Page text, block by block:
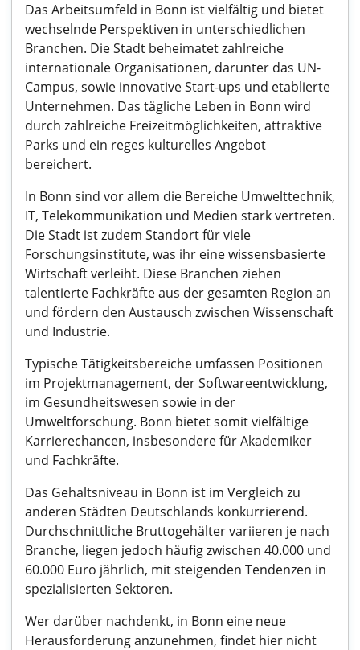
Das Arbeitsumfeld in Bonn ist vielfältig und bietet
wechselnde Perspektiven in unterschiedlichen
Branchen. Die Stadt beheimatet zahlreiche
internationale Organisationen, darunter das UN-
Campus, sowie innovative Start-ups und etablierte
Unternehmen. Das tägliche Leben in Bonn wird
durch zahlreiche Freizeitmöglichkeiten, attraktive
Parks und ein reges kulturelles Angebot
bereichert.
In Bonn sind vor allem die Bereiche Umwelttechnik,
IT, Telekommunikation und Medien stark vertreten.
Die Stadt ist zudem Standort für viele
Forschungsinstitute, was ihr eine wissensbasierte
Wirtschaft verleiht. Diese Branchen ziehen
talentierte Fachkräfte aus der gesamten Region an
und fördern den Austausch zwischen Wissenschaft
und Industrie.
Typische Tätigkeitsbereiche umfassen Positionen
im Projektmanagement, der Softwareentwicklung,
im Gesundheitswesen sowie in der
Umweltforschung. Bonn bietet somit vielfältige
Karrierechancen, insbesondere für Akademiker
und Fachkräfte.
Das Gehaltsniveau in Bonn ist im Vergleich zu
anderen Städten Deutschlands konkurrierend.
Durchschnittliche Bruttogehälter variieren je nach
Branche, liegen jedoch häufig zwischen 40.000 und
60.000 Euro jährlich, mit steigenden Tendenzen in
spezialisierten Sektoren.
Wer darüber nachdenkt, in Bonn eine neue
Herausforderung anzunehmen, findet hier nicht